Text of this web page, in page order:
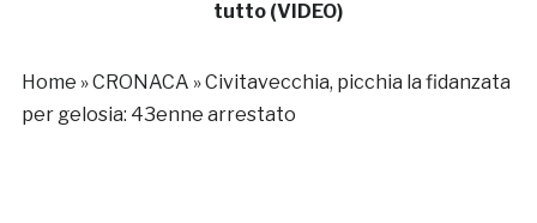
tutto (VIDEO)
Home »CRONACA »Civitavecchia, picchia la fidanzata
per gelosia: 43enne arrestato